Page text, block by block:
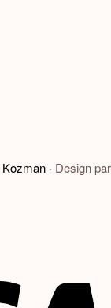
Kozman · Design par